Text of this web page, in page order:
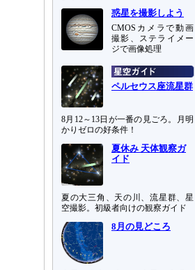
惑星を撮影しよう
CMOSカメラで動画
撮影、ステライメー
ジで画像処理
ペルセウス座流星群
8月12～13日が一番の見ごろ。月明
かりゼロの好条件！
夏休み 天体観察ガ
イド
夏の大三角、天の川、流星群、星
空撮影。初級者向けの観察ガイド
8月の見どころ